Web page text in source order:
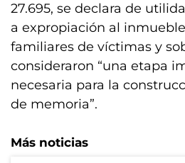
27.695, se declara de
a expropiación al
familiares de víctimas y
consideraron “una etapa
necesaria para la
de memoria”.
Más noticias